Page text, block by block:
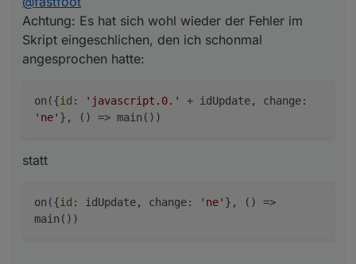
Achtung: Es hat sich wohl wieder der Fehler im
Skript eingeschlichen, den ich schonmal
angesprochen hatte:
on({id : 'javascript.0.'
+ idUpdate, change:
'ne' }, () => main())
statt
on({id : idUpdate, change: 'ne' }, () =>
main())